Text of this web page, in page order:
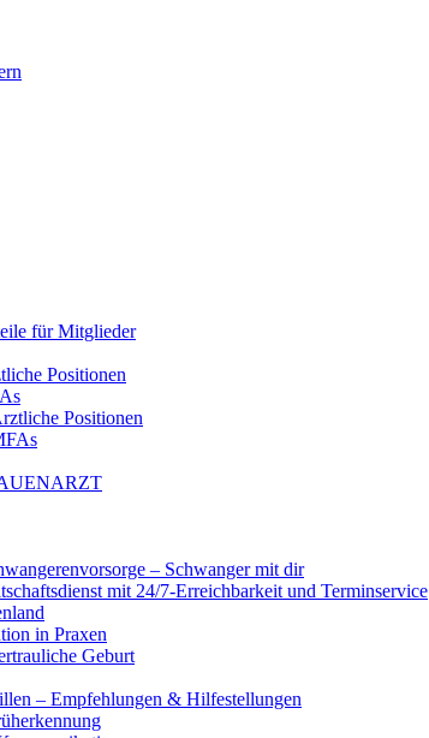
für Mitglieder
Positionen
Positionen
– Schwanger mit dir
mit 24/7-Erreichbarkeit und Terminservice
in Praxen
Geburt
– Empfehlungen & Hilfestellungen